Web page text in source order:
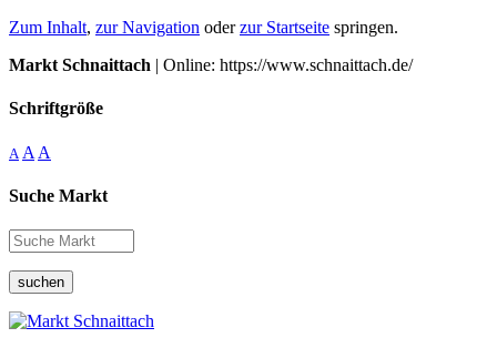
Zum Inhalt, zur Navigation oderzur Startseite springen.
Markt Schnaittach | Online: https://www.schnaittach.de/
Schriftgröße
A A A
Suche Markt
suchen